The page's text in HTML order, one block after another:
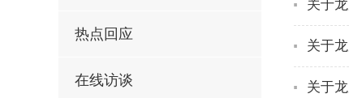
热点回应
在线访谈
关于
关于
关于